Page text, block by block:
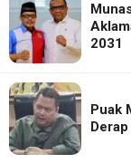
2031
Puak